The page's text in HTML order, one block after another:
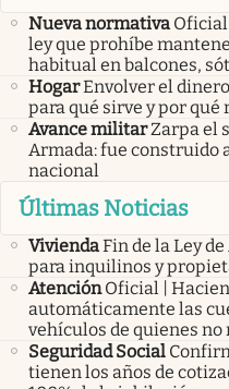
Nueva normativa
ley que prohíbe
habitual en balcones,
HogarEnvolver el
para qué sirve y por
Avance militarZarpa el
Armada: fue construido
nacional
Últimas Noticias
ViviendaFin de la Ley
para inquilinos y
Atención Oficial |
automáticamente las
vehículos de quienes
Seguridad Social
tienen los años de